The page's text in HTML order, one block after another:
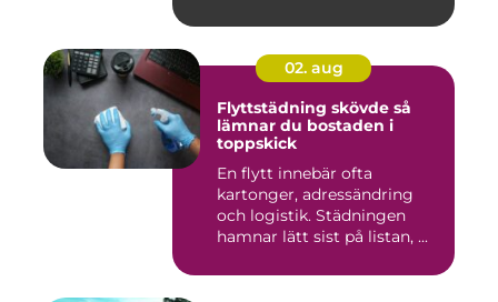
02. aug
Flyttstädning skövde så
lämnar du bostaden i
toppskick
En flytt innebär ofta
kartonger, adressändring
och logistik. Städningen
hamnar lätt sist på listan, ...